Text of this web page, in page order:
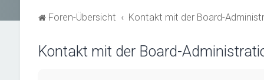
Foren-Übersicht Kontakt mit der Board-
Kontakt mit der Board-